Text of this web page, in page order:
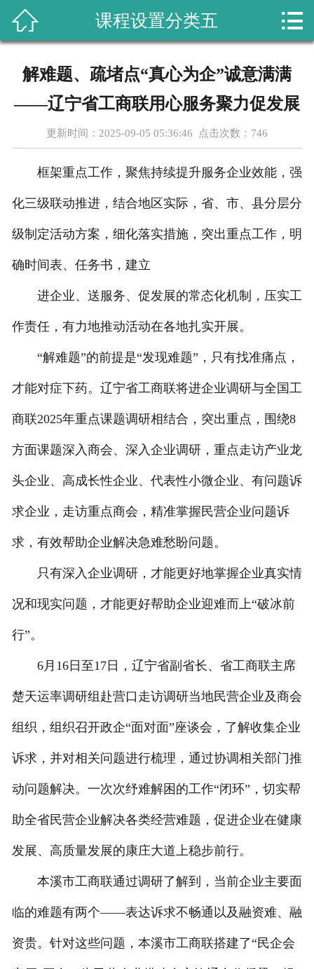

课程设置
新闻动态
成功案例
行业资讯
教学成果
 课程设置分类五 
解难题、疏堵点“真心为企”诚意满满
——辽宁省工商联用心服务聚力促发展
更新时间：2025-09-05 05:36:46 点击次数： 746
框架重点工作，聚焦持续提升服务企业效能，强
化三级联动推进，结合地区实际，省、市、县分层分
级制定活动方案，细化落实措施，突出重点工作，明
确时间表、任务书，建立
进企业、送服务、促发展的常态化机制，压实工
作责任，有力地推动活动在各地扎实开展。
“解难题”的前提是“发现难题”，只有找准痛点，
才能对症下药。辽宁省工商联将进企业调研与全国工
商联2025年重点课题调研相结合，突出重点，围绕8
方面课题深入商会、深入企业调研，重点走访产业龙
头企业、高成长性企业、代表性小微企业、有问题诉
求企业，走访重点商会，精准掌握民营企业问题诉
求，有效帮助企业解决急难愁盼问题。
只有深入企业调研，才能更好地掌握企业真实情
况和现实问题，才能更好帮助企业迎难而上“破冰前
行”。
6月16日至17日，辽宁省副省长、省工商联主席
楚天运率调研组赴营口走访调研当地民营企业及商会
组织，组织召开政企“面对面”座谈会，了解收集企业
诉求，并对相关问题进行梳理，通过协调相关部门推
动问题解决。一次次纾难解困的工作“闭环”，切实帮
助全省民营企业解决各类经营难题，促进企业在健康
发展、高质量发展的康庄大道上稳步前行。
本溪市工商联通过调研了解到，当前企业主要面
临的难题有两个——表达诉求不畅通以及融资难、融
资贵。针对这些问题，本溪市工商联搭建了“民企会